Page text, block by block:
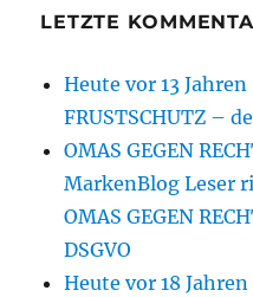
LETZTE
Heute vor 13
FRUSTSCHUTZ –
OMAS GEGEN
MarkenBlog Leser
OMAS GEGEN
DSGVO
Heute vor 18